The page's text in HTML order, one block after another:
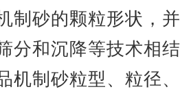
制砂的颗粒形状，并
分和沉降等技术相结
制砂粒型、粒径、